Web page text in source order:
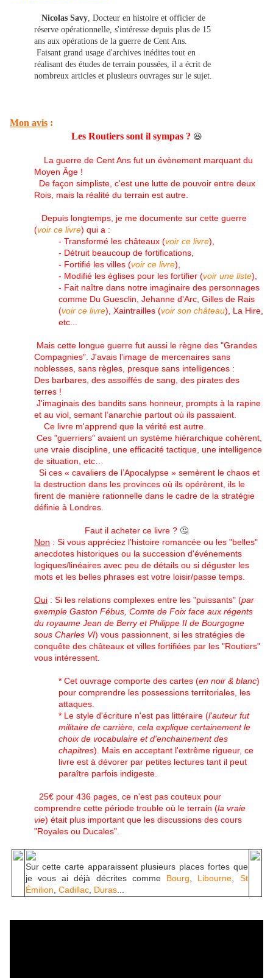
Nicolas Savy, Docteur en histoire et officier de
réserve opérationnelle, s'intéresse depuis plus de 15
ans aux opérations de la guerre de Cent Ans.
Faisant grand usage d'archives inédites tout en
réalisant des études de terrain poussées, il a écrit de
nombreux articles et plusieurs ouvrages sur le sujet.
Mon avis :
Les Routiers sont il sympas ? 😆
La guerre de Cent Ans fut un évènement marquant du
Moyen Âge !
De façon simpliste, c'est une lutte de pouvoir entre deux
Rois, mais la réalité du terrain est autre
Depuis longtemps, je me documente sur cette guerre
(voir ce livre) qui a :
- Transformé les châteaux (voir ce livre),
- Détruit beaucoup de fortifications,
- Fortifié les villes (voir ce livre),
- Modifié les églises pour les fortifier (voir une liste),
- Fait naître dans notre imaginaire des personnages
comme Du Guesclin , Jehanne d'Arc, Gilles de Rais
(voir ce livre), Xaintrailles (voir son château), La Hire,
etc...
Mais cette longue guerre fut aussi le règne des "Grandes
Compagnies". J'avais l'image de mercenaires sans
noblesses, sans règles, presque sans intelligences :
Des barbares, des assoiffés de sang, des pirates des
terres !
J'imaginais des bandits sans honneur, prompts à la rapine
et au viol, semant l’anarchie partout où ils passaient.
Ce livre m'apprend que la vérité est autre.
Ces "guerriers" avaient un système hiérarchique cohérent,
une vraie discipline, une efficacité tactique, une intelligence
de situation, etc…
Si ces « cavaliers de l’Apocalypse » semèrent le chaos et
la destruction dans les provinces où ils opérèrent, ils le
firent de manière rationnelle dans le cadre de la stratégie
définie à Londres.
Faut il acheter ce livre ? 🤔
Non : Si vous appréciez l'histoire romancée ou les "belles"
anecdotes historiques ou la succession d'événements
logiques/linéaires avec peu de détails ou si déguster les
mots et les belles phrases est votre loisir/passe temps.
Oui : Si les relations complexes entre les "puissants" (par
exemple Gaston Fébus, Comte de Foix face aux régents
du royaume Jean de Berry et Philippe II de Bourgogne
sous Charles VI) vous passionnent, si les stratégies de
conquête des châteaux et villes fortifiées par les "Routiers"
vous intéressent.
* Cet ouvrage comporte des cartes (en noir & blanc)
pour comprendre les possessions territoriales , les
attaques.
* Le style d'écriture n'est pas littéraire (l'auteur fut
militaire de carrière, cela explique certainement le
choix de vocabulaire et d'enchainement des
chapitres). Mais en acceptant l'extrême rigueur, ce
livre est à dévorer par petites lectures tant il peut
paraître parfois indigeste.
25€ pour 436 pages, ce n'est pas couteux pour
comprendre cette période trouble où le terrain (la vraie
vie) était plus important que les discussions des cours
"Royales ou Ducales"
Sur cette carte apparaissent plusieurs places fortes que
je vous ai déjà décrites comme Bourg Libourne
St
Émilion Cadillac, Duras...